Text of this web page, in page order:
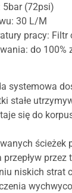
5bar (72psi)
30 L/M
pracy:
do
systemowa
stałe
się do
przepływ
niskich strat